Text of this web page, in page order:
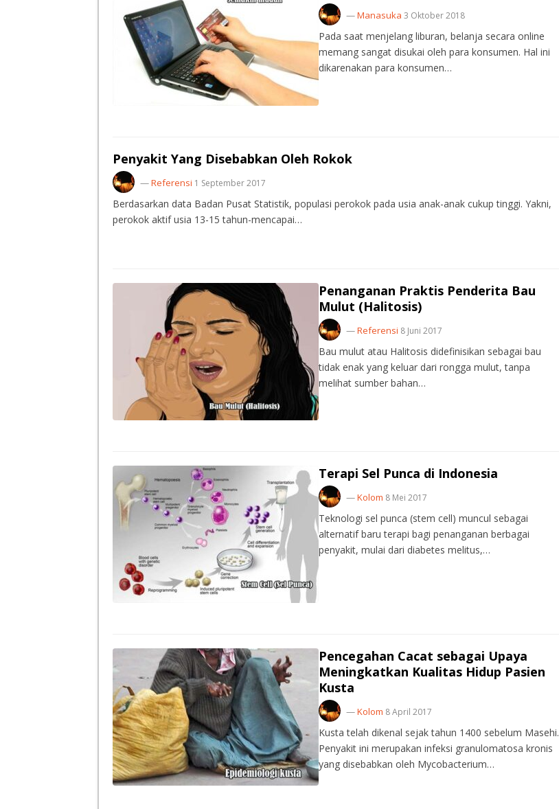
—Manasuka 3 Oktober 2018
Pada saat menjelang liburan, belanja secara online
memang sangat disukai oleh para konsumen. Hal ini
dikarenakan para konsumen…
Penyakit Yang Disebabkan Oleh Rokok
—Referensi 1 September 2017
Berdasarkan data Badan Pusat Statistik, populasi perokok pada usia anak-anak cukup tinggi. Yakni,
perokok aktif usia 13-15 tahun-mencapai…
Penanganan Praktis Penderita Bau
Mulut (Halitosis)
—Referensi 8 Juni 2017
Bau mulut atau Halitosis didefinisikan sebagai bau
tidak enak yang keluar dari rongga mulut, tanpa
melihat sumber bahan…
Terapi Sel Punca di Indonesia
—Kolom 8 Mei 2017
Teknologi sel punca (stem cell) muncul sebagai
alternatif baru terapi bagi penanganan berbagai
penyakit, mulai dari diabetes melitus,…
Pencegahan Cacat sebagai Upaya
Meningkatkan Kualitas Hidup Pasien
Kusta
—Kolom 8 April 2017
Kusta telah dikenal sejak tahun 1400 sebelum Masehi.
Penyakit ini merupakan infeksi granulomatosa kronis
yang disebabkan oleh Mycobacterium…